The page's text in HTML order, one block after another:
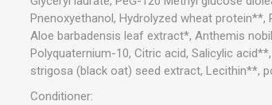
Pnenoxyethanol, Hydrolyzed wheat
Aloe barbadensis leaf extract*, Anthemis
Polyquaternium-10, Citric acid, Salicylic
strigosa (black oat) seed extract, Lecithin**,
Conditioner: